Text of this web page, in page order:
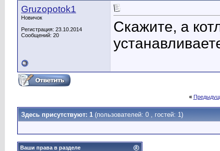
Gruzopotok1
Новичок
Регистрация: 23.10.2014
Сообщений: 20
Скажите, а
«
Здесь присутствуют: 1 (пользователей: 0 , гостей: 1)
Ваши права в разделе